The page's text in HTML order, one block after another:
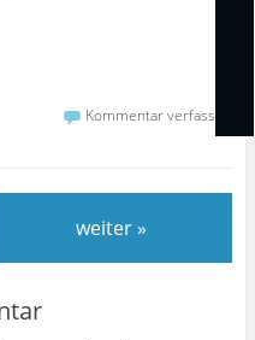
Kommentar verfassen
weiter »